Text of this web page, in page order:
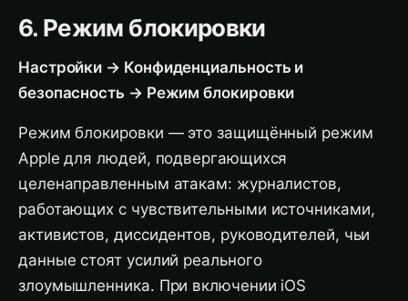
6. Режим блокировки
Настройки → Конфиденциальность и
безопасность → Режим блокировки
Режим блокировки — это защищённый режим
Apple для людей, подвергающихся
целенаправленным атакам: журналистов,
работающих с чувствительными источниками,
активистов, диссидентов, руководителей, чьи
данные стоят усилий реального
злоумышленника. При включении iOS